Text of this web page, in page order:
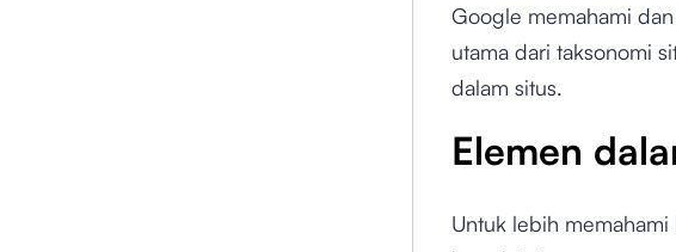
Google memahami
utama dari taksonomi
dalam situs.
Elemen
Untuk lebih